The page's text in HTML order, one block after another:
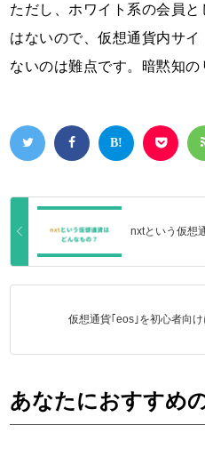
ただし、ホワイト系の会員
はないので、仮想通貨内サ
ないのは難点です。暗黙知の
nxtという仮想
仮想通貨｢eos｣を初心者向け
あなたにおすすめ